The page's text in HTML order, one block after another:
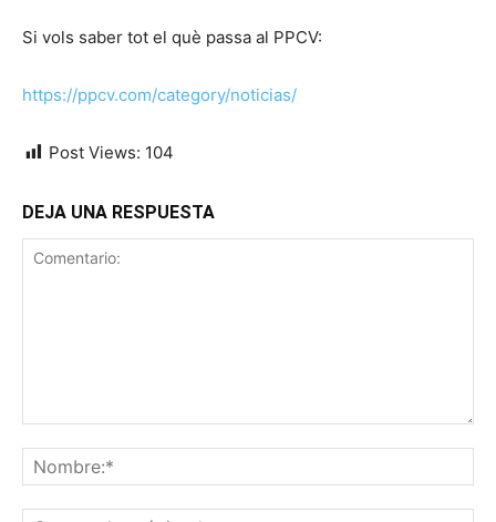
Si vols saber tot el què passa al PPCV:
https://ppcv.com/category/noticias/
Post Views: 104
DEJA UNA RESPUESTA